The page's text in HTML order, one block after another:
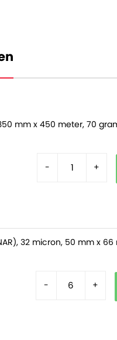
mm x 450 meter, 70
- +
32 micron, 50 mm x
- +